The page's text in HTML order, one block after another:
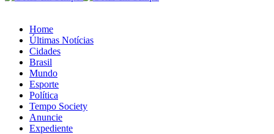
Home
Últimas Notícias
Cidades
Brasil
Mundo
Esporte
Política
Tempo Society
Anuncie
Expediente